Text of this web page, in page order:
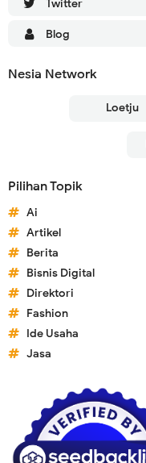
Twitter
Blog
Nesia Network
Loetju
Pilihan Topik
Ai
Artikel
Berita
Bisnis Digital
Direktori
Fashion
Ide Usaha
Jasa